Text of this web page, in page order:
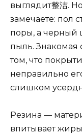
выглядит整洁.
замечаете: пол
поры, а черный
пыль. Знакомая
том, что
неправильно
слишком
Резина —
впитывает